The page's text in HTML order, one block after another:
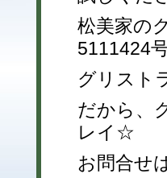
松美家の
5111424号
グリスト
だから、
レイ☆
お問合せ